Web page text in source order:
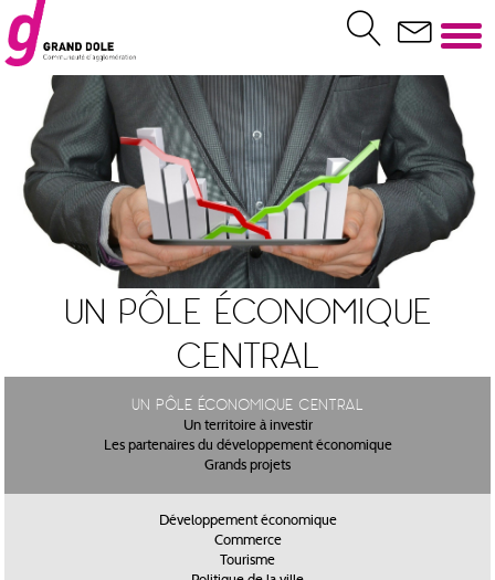
Un pôle économique
central
Un pôle économique central
Un territoire à investir
Les partenaires du développement économique
Grands projets
Développement économique
Commerce
Tourisme